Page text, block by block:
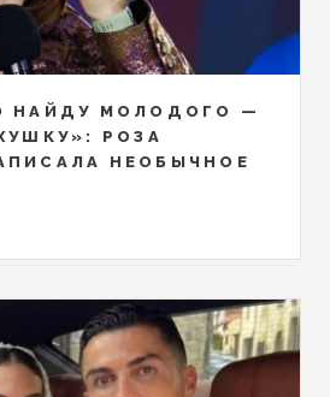
НАЙДУ МОЛОДОГО —
РОЗА
НЕОБЫЧНОЕ